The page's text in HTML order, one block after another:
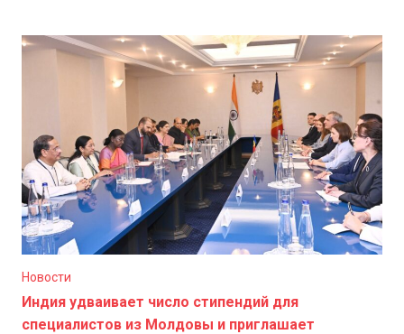
Новости
Индия удваивает число стипендий для
специалистов из Молдовы и приглашает